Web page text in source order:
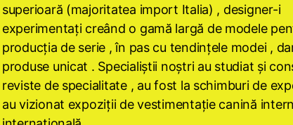
superioară (majoritatea import Italia) , designer-i
experimentaţi creând o gamă largă de modele
producţia de serie , în pas cu tendinţele modei ,
produse unicat . Specialiştii noştri au studiat şi
reviste de specialitate , au fost la schimburi de
au vizionat expoziţii de vestimentaţie canină